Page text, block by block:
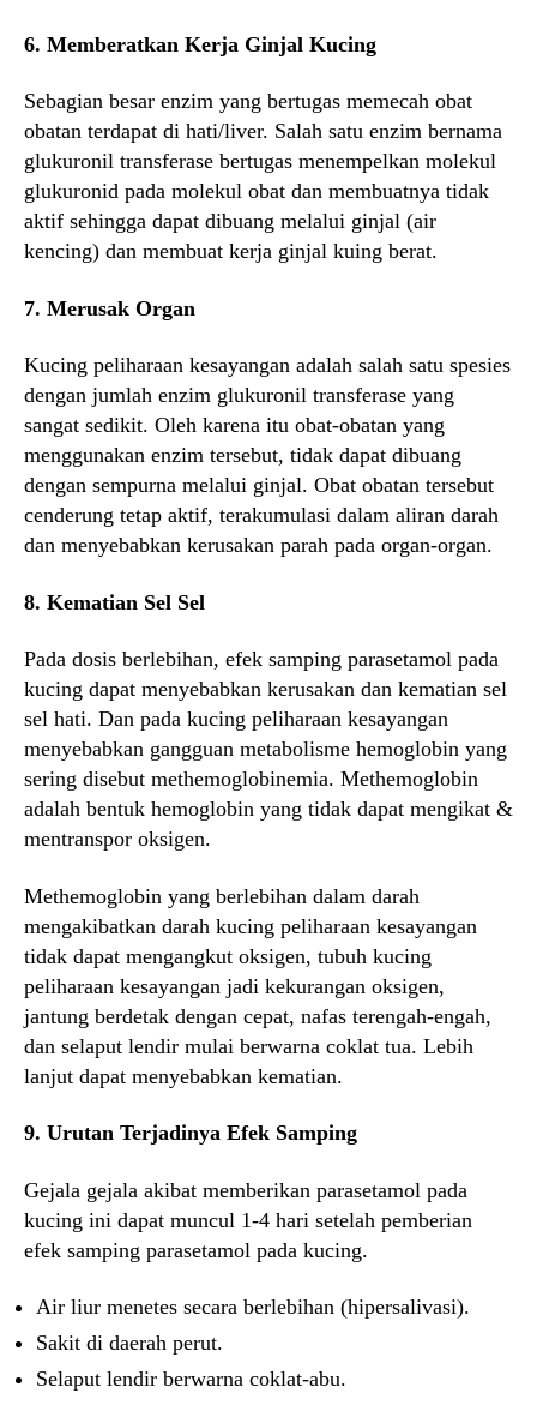
6. Memberatkan Kerja Ginjal Kucing
Sebagian besar enzim yang bertugas memecah obat
obatan terdapat di hati/liver. Salah satu enzim bernama
glukuronil transferase bertugas menempelkan molekul
glukuronid pada molekul obat dan membuatnya tidak
aktif sehingga dapat dibuang melalui ginjal (air
kencing) dan membuat kerja ginjal kuing berat.
7. Merusak Organ
Kucing peliharaan kesayangan adalah salah satu spesies
dengan jumlah enzim glukuronil transferase yang
sangat sedikit. Oleh karena itu obat-obatan yang
menggunakan enzim tersebut, tidak dapat dibuang
dengan sempurna melalui ginjal. Obat obatan tersebut
cenderung tetap aktif, terakumulasi dalam aliran darah
dan menyebabkan kerusakan parah pada organ-organ.
8. Kematian Sel Sel
Pada dosis berlebihan, efek samping parasetamol pada
kucing dapat menyebabkan kerusakan dan kematian sel
sel hati. Dan pada kucing peliharaan kesayangan
menyebabkan gangguan metabolisme hemoglobin yang
sering disebut methemoglobinemia. Methemoglobin
adalah bentuk hemoglobin yang tidak dapat mengikat &
mentranspor oksigen.
Methemoglobin yang berlebihan dalam darah
mengakibatkan darah kucing peliharaan kesayangan
tidak dapat mengangkut oksigen, tubuh kucing
peliharaan kesayangan jadi kekurangan oksigen,
jantung berdetak dengan cepat, nafas terengah-engah,
dan selaput lendir mulai berwarna coklat tua. Lebih
lanjut dapat menyebabkan kematian.
9. Urutan Terjadinya Efek Samping
Gejala gejala akibat memberikan parasetamol pada
kucing ini dapat muncul 1-4 hari setelah pemberian
efek samping parasetamol pada kucing.
Air liur menetes secara berlebihan (hipersalivasi).
Sakit di daerah perut.
Selaput lendir berwarna coklat-abu.